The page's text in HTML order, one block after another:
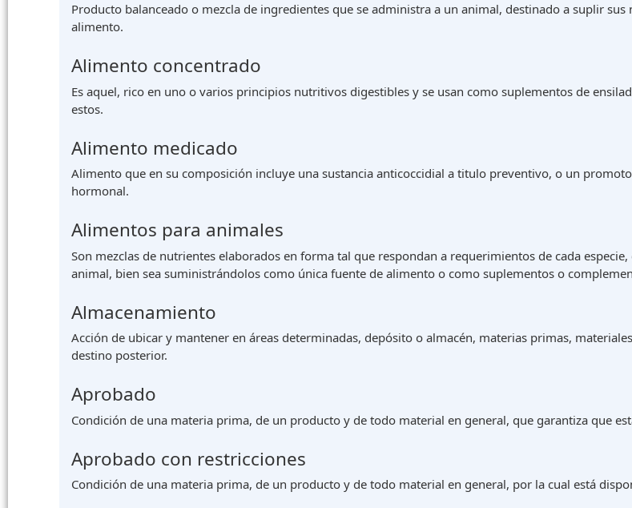
Producto balanceado o mezcla de ingredientes que se administra a un animal, destinado a suplir
alimento.
Alimento concentrado
Es aquel, rico en uno o varios principios nutritivos digestibles y se usan como suplementos de
estos.
Alimento medicado
Alimento que en su composición incluye una sustancia anticoccidial a titulo preventivo, o un
hormonal.
Alimentos para animales
Son mezclas de nutrientes elaborados en forma tal que respondan a requerimientos de cada
animal, bien sea suministrándolos como única fuente de alimento o como suplementos o
Almacenamiento
Acción de ubicar y mantener en áreas determinadas, depósito o almacén, materias primas,
destino posterior.
Aprobado
Condición de una materia prima, de un producto y de todo material en general, que garantiza que
Aprobado con restricciones
Condición de una materia prima, de un producto y de todo material en general, por la cual está